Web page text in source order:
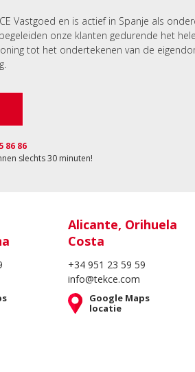
Vastgoed en is actief in Spanje als
onze klanten gedurende het hele
tot het ondertekenen van de
86 86
slechts 30 minuten!
Alicante, Orihuela
Costa
+34 951 23 59 59
info@tekce.com
Google Maps
locatie